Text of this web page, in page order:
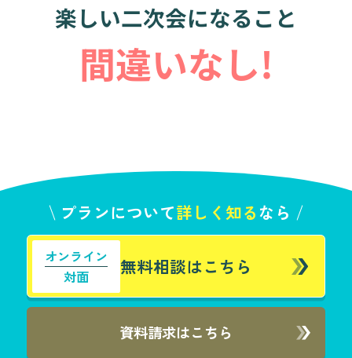
楽しい二次会になること
間違いなし!
プランについて詳しく知るなら
オンライン
対面
無料相談はこちら
資料請求はこちら